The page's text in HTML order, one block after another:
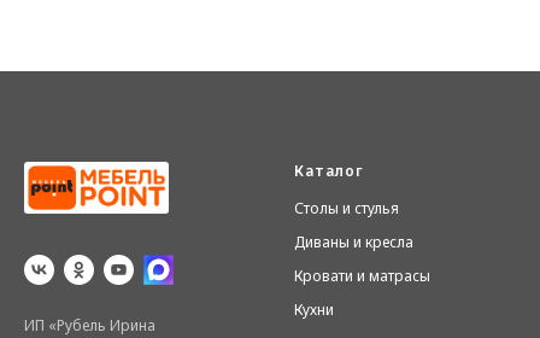
ИП «Рубель Ирина
Каталог
Столы и стулья
Диваны и кресла
Кровати и матрасы
Кухни